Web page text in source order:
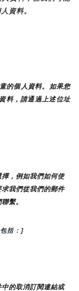
資料。
的個人資料。如果您
料，請通過上述位址
，例如我們如何使
我們從我們的郵件
繫。
括：]
的取消訂閱連結或